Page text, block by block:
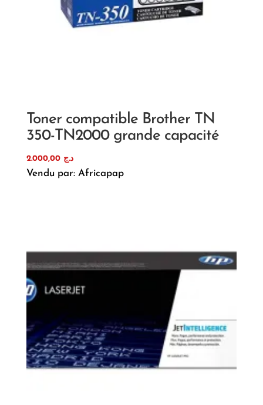
Toner compatible Brother TN
350-TN2000 grande capacité
د.ج 2.000,00
Vendu par: Africapap